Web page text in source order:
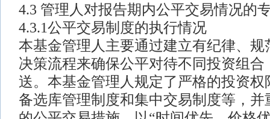
4.3 管理人对报告期内公平交易情况的
4.3.1公平交易制度的执行情况
本基金管理人主要通过建立有纪律、规
决策流程来确保公平对待不同投资组合
送。本基金管理人规定了严格的投资权
备选库管理制度和集中交易制度等，并